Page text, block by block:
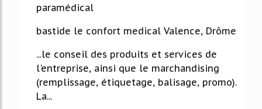
paramédical
bastide le confort medical Valence, Drôme
...le conseil des produits et services de
l'entreprise, ainsi que le marchandising
(remplissage, étiquetage, balisage, promo).
La...